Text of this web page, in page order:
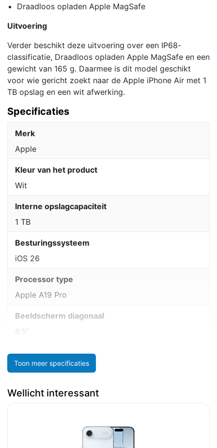
Draadloos opladen Apple MagSafe
Uitvoering
Verder beschikt deze uitvoering over een IP68-
classificatie, Draadloos opladen Apple MagSafe en een
gewicht van 165 g. Daarmee is dit model geschikt
voor wie gericht zoekt naar de Apple iPhone Air met 1
TB opslag en een wit afwerking.
Specificaties
Merk
Apple
Kleur van het product
Wit
Interne opslagcapaciteit
1 TB
Besturingssysteem
iOS 26
Processor type
Apple A19 Pro
Beeldscherm diagonaal
6.5"
Toon meer specificaties
Wellicht interessant